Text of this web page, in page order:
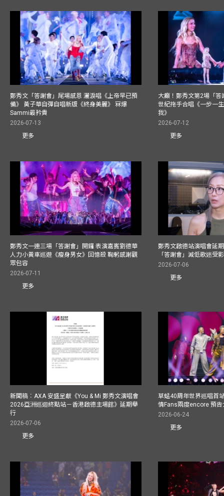
鄭秀文「答謝會」尾場感恩 灑淚唱《上帝早已預
備》 黃子華自彈自唱新版《終身美麗》 冧爆
Sammi最矜貴
2026-07-13
更多
大癲！鄭秀文第2場「
世紀拖手合唱《一步一
我》
2026-07-12
更多
鄭秀文一連三場「答謝會」開鑼 表演嘉賓劉德華
人力小黃車巡遊《瘦身男女》回憶殺 鞠躬感謝觀
眾包容
2026-07-11
更多
鄭秀文啟德站演唱會延
「答謝會」減低歌迷受
2026-07-06
更多
新聞稿︰AXA 安盛呈獻《You & Mi 鄭秀文演唱會
2026亞洲巡迴終點站－香港啟德主場館》延期舉
行
2026-07-06
更多
草蜢40周年世界巡唱首
情Fans兩度encore 預
2026-06-24
更多